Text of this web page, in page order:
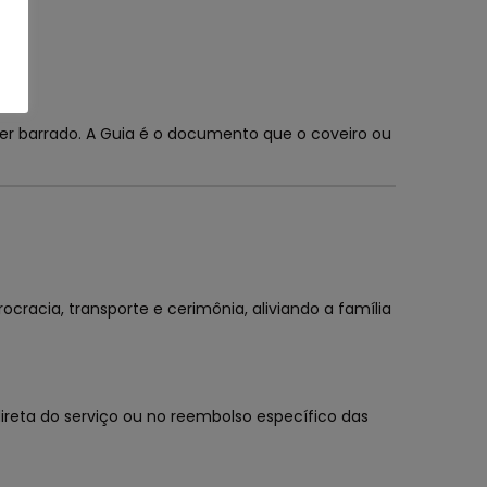
barrado. A Guia é o documento que o coveiro ou
transporte e cerimônia, aliviando a família
do serviço ou no reembolso específico das